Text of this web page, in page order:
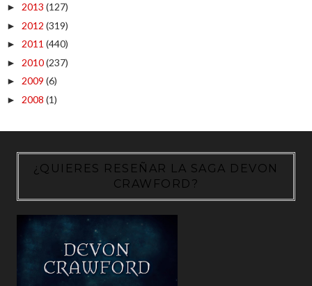
► 2013 (127)
► 2012 (319)
► 2011 (440)
► 2010(237)
► 2009 (6)
► 2008 (1)
¿QUIERES RESEÑAR LA SAGA DEVON
CRAWFORD?